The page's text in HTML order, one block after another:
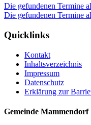
Die gefundenen Termine
Die gefundenen Termine
Quicklinks
Kontakt
Inhaltsverzeichnis
Impressum
Datenschutz
Erklärung zur
Gemeinde Mammendorf